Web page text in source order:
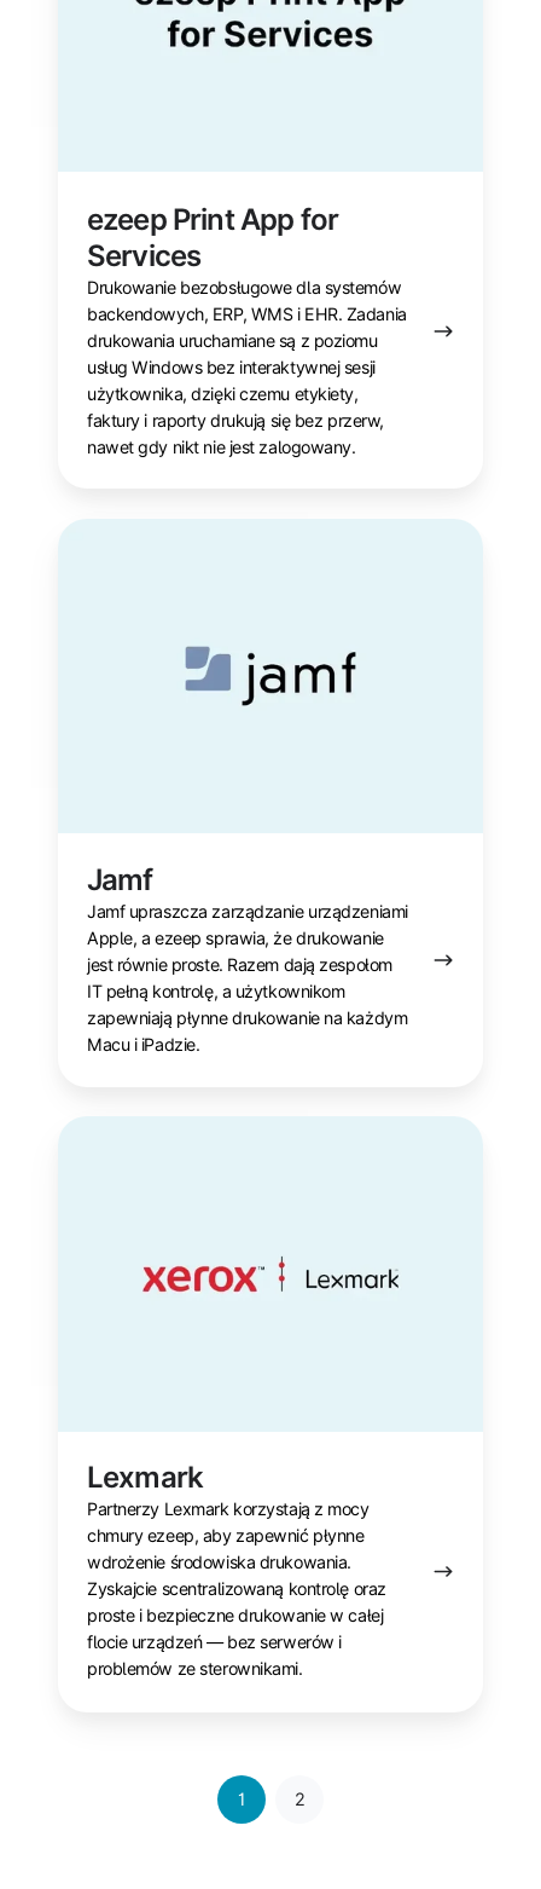
ezeep Print App for
Services
Drukowanie bezobsługowe dla systemów
backendowych, ERP, WMS i EHR. Zadania
drukowania uruchamiane są z poziomu
usług Windows bez interaktywnej sesji
użytkownika, dzięki czemu etykiety,
faktury i raporty drukują się bez przerw,
nawet gdy nikt nie jest zalogowany.
Jamf
Jamf upraszcza zarządzanie urządzeniami
Apple, a ezeep sprawia, że drukowanie
jest równie proste. Razem dają zespołom
IT pełną kontrolę, a użytkownikom
zapewniają płynne drukowanie na każdym
Macu i iPadzie.
Jamf
Lexmark
Partnerzy Lexmark korzystają z mocy
chmury ezeep, aby zapewnić płynne
wdrożenie środowiska drukowania.
Zyskajcie scentralizowaną kontrolę oraz
proste i bezpieczne drukowanie w całej
flocie urządzeń — bez serwerów i
problemów ze sterownikami.
Lexmark
1 2